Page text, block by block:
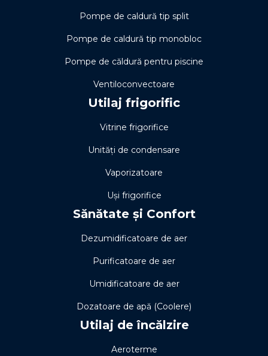
Pompe de caldură tip split
Pompe de caldură tip monobloc
Pompe de căldură pentru piscine
Ventiloconvectoare
Utilaj frigorific
Vitrine frigorifice
Unități de condensare
Vaporizatoare
Uși frigorifice
Sănătate și Confort
Dezumidificatoare de aer
Purificatoare de aer
Umidificatoare de aer
Dozatoare de apă (Coolere)
Utilaj de încălzire
Aeroterme